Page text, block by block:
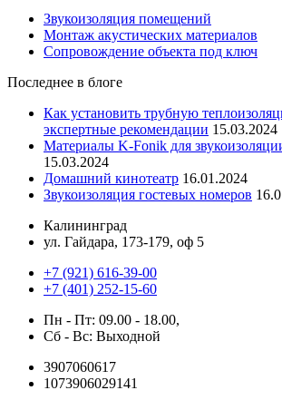
Звукоизоляция помещений
Монтаж акустических материалов
Сопровождение объекта под ключ
Последнее в блоге
Как установить трубную
экспертные рекомендации 15.03.2024
Материалы K-Fonik для
15.03.2024
Домашний кинотеатр 16.01.2024
Звукоизоляция гостевых номеров
Калининград
ул. Гайдара, 173-179, оф 5
+7 (921) 616-39-00
+7 (401) 252-15-60
Пн - Пт: 09.00 - 18.00,
Сб - Вс: Выходной
3907060617
1073906029141